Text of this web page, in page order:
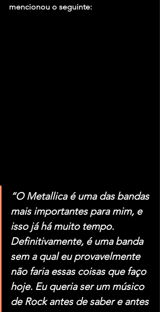
mencionou o seguinte:
“O Metallica é uma das bandas
mais importantes para mim, e
isso já há muito tempo.
Definitivamente, é uma banda
sem a qual eu provavelmente
não faria essas coisas que faço
hoje. Eu queria ser um músico
de Rock antes de saber e antes